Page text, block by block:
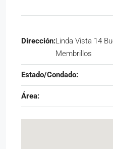
Dirección:Linda Vista 14
Membrillos
Estado/Condado:
Área: